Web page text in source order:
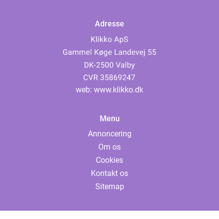
Adresse
web: www.klikko.dk
Menu
Annoncering
Om os
Cookies
Kontakt os
Sitemap